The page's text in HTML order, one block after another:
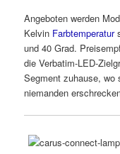
Angeboten werden
Kelvin Farbtemperatur
und 40 Grad.
die Verbatim-LED-
Segment zuhause,
niemanden